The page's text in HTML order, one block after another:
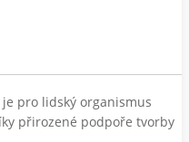
pro lidský organismus
přirozené podpoře tvorby